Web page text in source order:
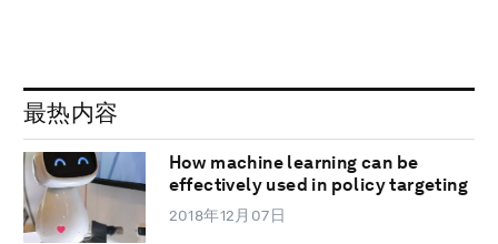
最热内容
How machine learning can be
effectively used in policy targeting
2018年12月07日